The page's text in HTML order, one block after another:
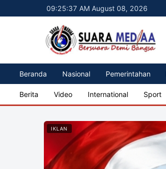
09:25:38 AM August 08, 2026
Beranda Nasional Pemerintahan
Berita Video International Sport
IKLAN